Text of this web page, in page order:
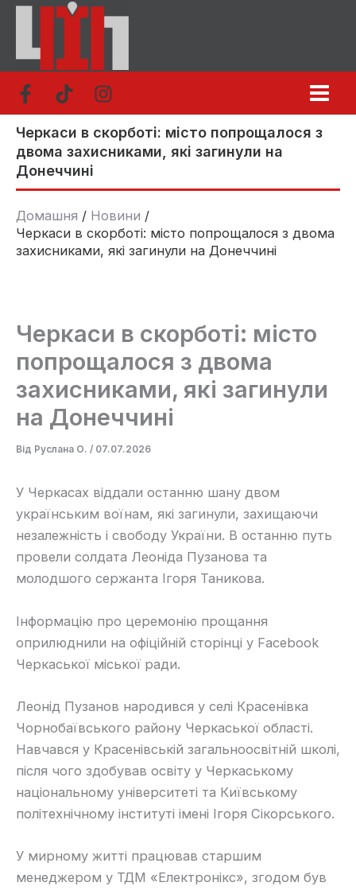
Перейти
вмісту
Черкаси в скорботі: місто попрощалося з
двома захисниками, які загинули на
Донеччині
Домашня
Новини
Черкаси в скорботі: місто попрощалося з двома
захисниками, які загинули на Донеччині
Черкаси в скорботі: місто
попрощалося з двома
захисниками, які загинули
на Донеччині
Від Руслана О. / 07.07.2026
У Черкасах віддали останню шану двом
українським воїнам, які загинули, захищаючи
незалежність і свободу України. В останню путь
провели солдата Леоніда Пузанова та
молодшого сержанта Ігоря Таникова.
Інформацію про церемонію прощання
оприлюднили на офіційній сторінці у Facebook
Черкаської міської ради.
Леонід Пузанов народився у селі Красенівка
Чорнобаївського району Черкаської області.
Навчався у Красенівській загальноосвітній школі,
після чого здобував освіту у Черкаському
національному університеті та Київському
політехнічному інституті імені Ігоря Сікорського.
У мирному житті працював старшим
менеджером у ТДМ «Електронікс», згодом був